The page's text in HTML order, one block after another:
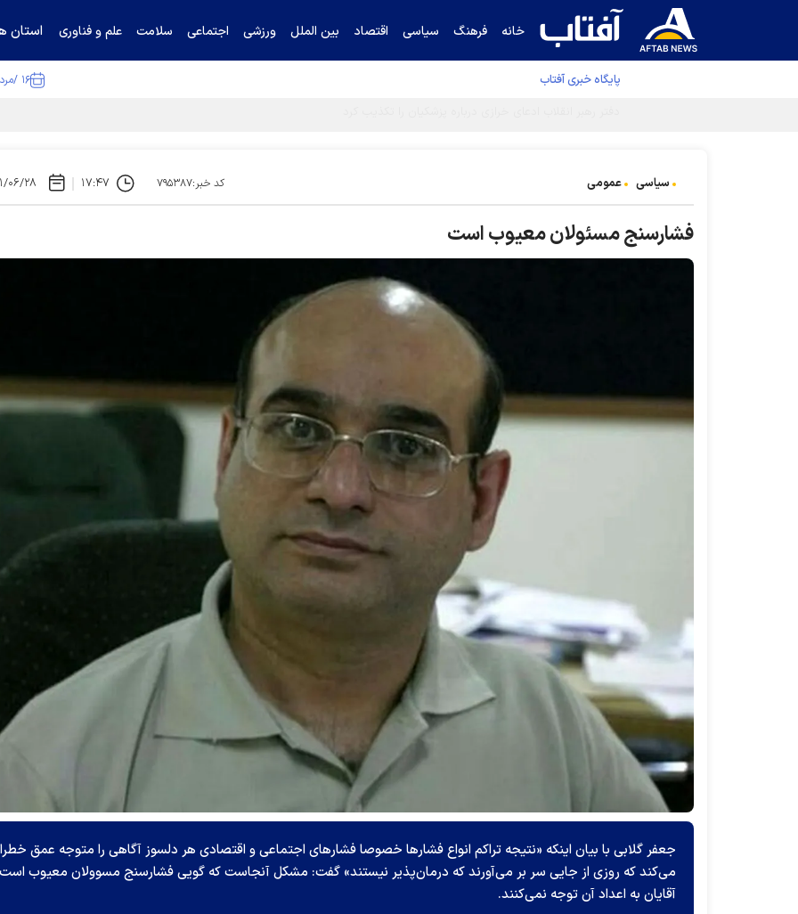
خانه فرهنگ سیاسی اقتصاد بین الملل ورزشی اجتماعی سلامت علم و فناوری استان
پایگاه خبری آفتاب ۱۶ /مرداد /۱۴۰۵
سیاسی عمومی کد خبر:۷۹۵۳۸۷ ۱۷:۴۷ ۱۴۰۱/
فشارسنج مسئولان معیوب است
جعفر گلابی با بیان اینکه «نتیجه تراکم انواع فشار‌ها خصوصا فشار‌های اجتماعی و اقتصادی هر دلسوز آگاهی را متوجه عمق
می‌کند که روزی از جایی سر بر می‌آورند که درمان‌پذیر نیستند» گفت: مشکل آنجاست که گویی فشارسنج مسوولان معیوب است
آقایان به اعداد آن توجه نمی‌کنند.